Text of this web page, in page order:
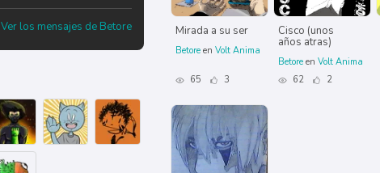
Ver los mensajes de Betore Mirada a su ser
Betore enVolt Anima
65 3
Cisco (unos
años atras)
Betore enVolt Anima
62
2